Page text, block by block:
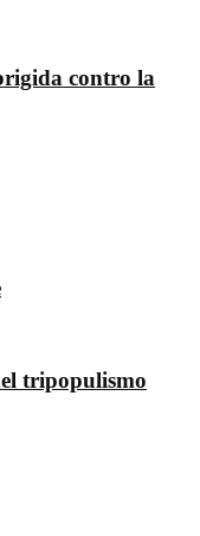
contro la
tripopulismo